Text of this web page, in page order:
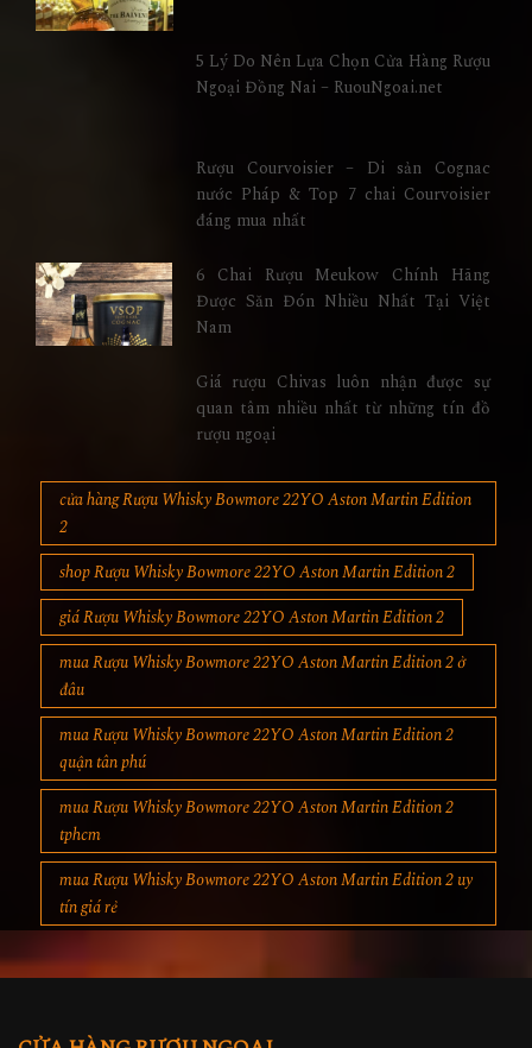
5 Lý Do Nên Lựa Chọn Cửa Hàng Rượu
Ngoại Đồng Nai – RuouNgoai.net
Rượu Courvoisier – Di sản Cognac
nước Pháp & Top 7 chai Courvoisier
đáng mua nhất
6 Chai Rượu Meukow Chính Hãng
Được Săn Đón Nhiều Nhất Tại Việt
Nam
Giá rượu Chivas luôn nhận được sự
quan tâm nhiều nhất từ những tín đồ
rượu ngoại
cửa hàng Rượu Whisky Bowmore 22YO Aston Martin Edition
2
shop Rượu Whisky Bowmore 22YO Aston Martin Edition 2
giá Rượu Whisky Bowmore 22YO Aston Martin Edition 2
mua Rượu Whisky Bowmore 22YO Aston Martin Edition 2 ở
đâu
mua Rượu Whisky Bowmore 22YO Aston Martin Edition 2
quận tân phú
mua Rượu Whisky Bowmore 22YO Aston Martin Edition 2
tphcm
mua Rượu Whisky Bowmore 22YO Aston Martin Edition 2 uy
tín giá rẻ